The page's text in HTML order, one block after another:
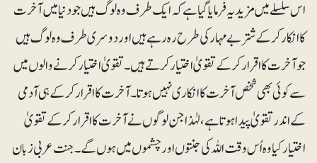
اس سلسلے میں مزید یہ فرمایا گیا ہے کہ ایک طرف وہ لوگ ہیں جو دنیا میں آخرت
کا انکار کرکے شتربے مہار کی طرح رہ رہے ہیں اور دوسری طرف وہ لوگ ہیں
جو آخرت کا اقرار کرکے تقویٰ اختیار کرتے ہیں۔ تقویٰ اختیار کرنے والوں میں
سے کوئی بھی شخص آخرت کا انکاری نہیں ہوتا۔ آخرت کا اقرار کر کے ہی آدمی
کے اندر تقویٰ پیدا ہوتا ہے، لہٰذا جن لوگوں نے آخرت کا اقرار کر کے تقویٰ
اختیار کیا وہ اُس وقت اللہ کی جنتوں اور چشموں میں ہوں گے۔ جنت عربی زبان